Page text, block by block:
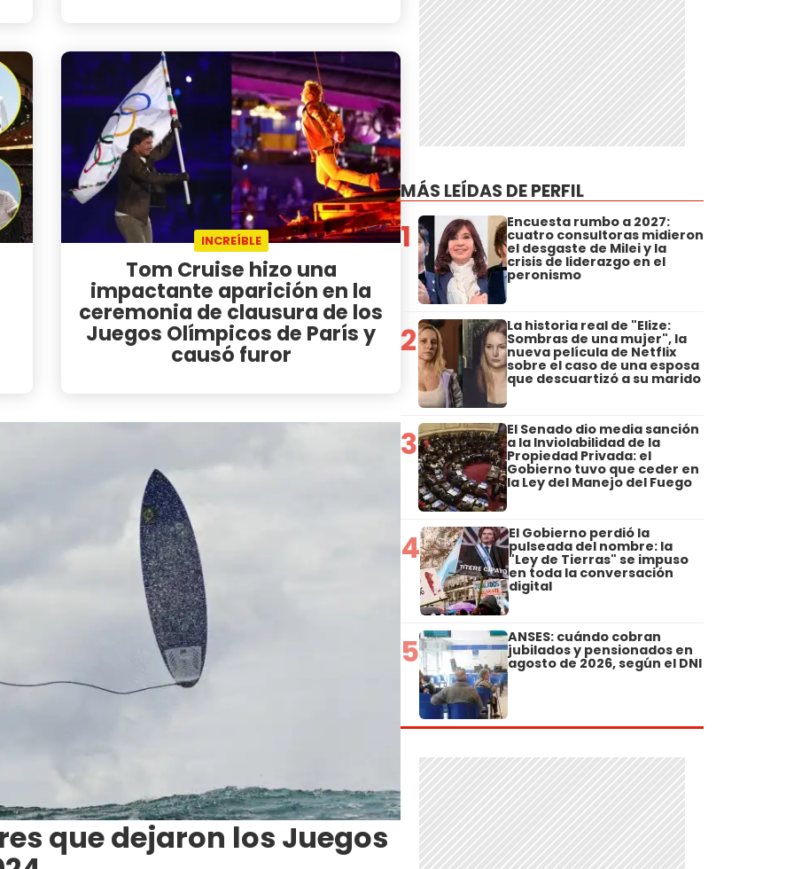
INCREÍBLE
Tom Cruise hizo una
impactante aparición en la
ceremonia de clausura de los
Juegos Olímpicos de París y
causó furor
que dejaron los Juegos
MÁS LEÍDAS DE PERFIL
1 Encuesta rumbo a 2027:
cuatro consultoras midieron
el desgaste de Milei y la
crisis de liderazgo en el
peronismo
2 La historia real de "Elize:
Sombras de una mujer", la
nueva película de Netflix
sobre el caso de una esposa
que descuartizó a su marido
3 El Senado dio media sanción
a la Inviolabilidad de la
Propiedad Privada: el
Gobierno tuvo que ceder en
la Ley del Manejo del Fuego
4 El Gobierno perdió la
pulseada del nombre: la
"Ley de Tierras" se impuso
en toda la conversación
digital
5 ANSES: cuándo cobran
jubilados y pensionados en
agosto de 2026, según el DNI